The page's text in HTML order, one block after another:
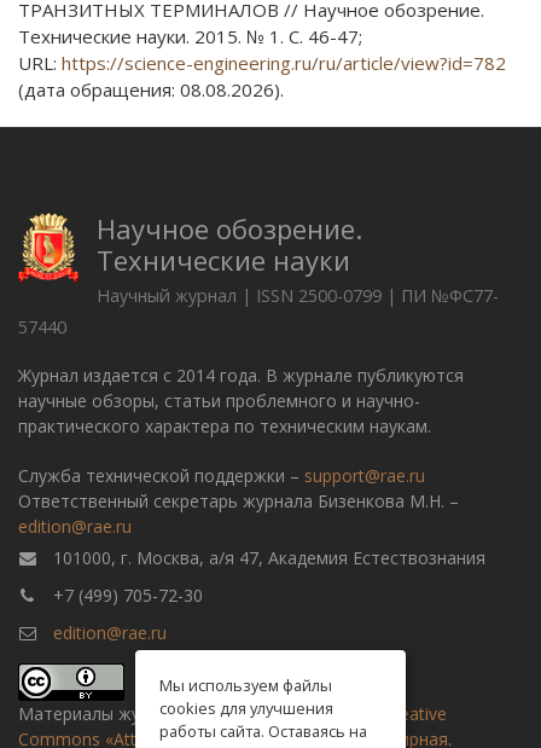
ТРАНЗИТНЫХ ТЕРМИНАЛОВ // Научное обозрение.
Технические науки. 2015. № 1. С. 46-47;
URL: https://science-engineering.ru/ru/article/view?id=782
(дата обращения: 08.08.2026).
Научное обозрение.
Технические науки
Научный журнал | ISSN 2500-0799 | ПИ №ФС77-
57440
Журнал издается с 2014 года. В журнале публикуются
научные обзоры, статьи проблемного и научно-
практического характера по техническим наукам.
Служба технической поддержки – support@rae.ru
Ответственный секретарь журнала Бизенкова М.Н. –
edition@rae.ru
101000, г. Москва, а/я 47, Академия Естествознания
+7 (499) 705-72-30
edition@rae.ru
Материалы журнала доступны полицензии Creative
Commons «Attribution» («Атрибуция») 4.0 Всемирная.
Мы используем файлы
cookies для улучшения
работы сайта. Оставаясь на